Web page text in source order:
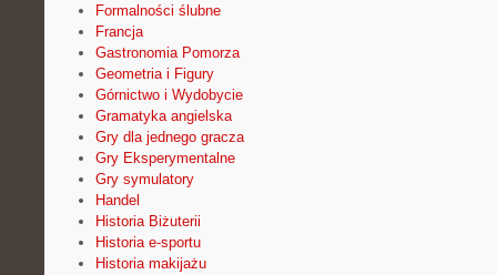
Formalności ślubne
Francja
Gastronomia Pomorza
Geometria i Figury
Górnictwo i Wydobycie
Gramatyka angielska
Gry dla jednego gracza
Gry Eksperymentalne
Gry symulatory
Handel
Historia Biżuterii
Historia e-sportu
Historia makijażu